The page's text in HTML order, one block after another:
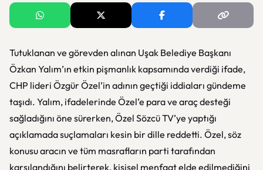
Tutuklanan ve görevden alınan Uşak Belediye Başkanı
Özkan Yalım’ın etkin pişmanlık kapsamında verdiği ifade,
CHP lideri Özgür Özel’in adının geçtiği iddiaları gündeme
taşıdı. Yalım, ifadelerinde Özel’e para ve araç desteği
sağladığını öne sürerken, Özel Sözcü TV’ye yaptığı
açıklamada suçlamaları kesin bir dille reddetti. Özel, söz
konusu aracın ve tüm masrafların parti tarafından
karşılandığını belirterek, kişisel menfaat elde edilmediğini